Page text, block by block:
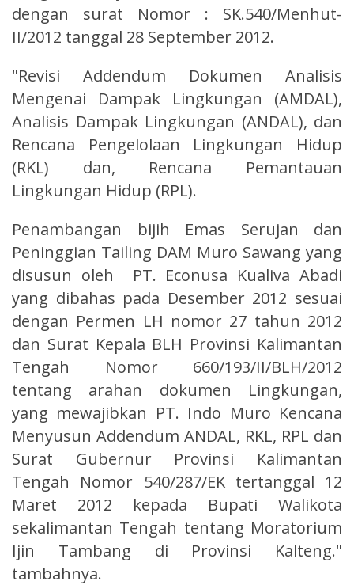
dengan surat Nomor : SK.540/Menhut-
II/2012 tanggal 28 September 2012.
"Revisi Addendum Dokumen Analisis
Mengenai Dampak Lingkungan (AMDAL),
Analisis Dampak Lingkungan (ANDAL), dan
Rencana Pengelolaan Lingkungan Hidup
(RKL) dan, Rencana Pemantauan
Lingkungan Hidup (RPL).
Penambangan bijih Emas Serujan dan
Peninggian Tailing DAM Muro Sawang yang
disusun oleh PT. Econusa Kualiva Abadi
yang dibahas pada Desember 2012 sesuai
dengan Permen LH nomor 27 tahun 2012
dan Surat Kepala BLH Provinsi Kalimantan
Tengah Nomor 660/193/II/BLH/2012
tentang arahan dokumen Lingkungan,
yang mewajibkan PT. Indo Muro Kencana
Menyusun Addendum ANDAL, RKL, RPL dan
Surat Gubernur Provinsi Kalimantan
Tengah Nomor 540/287/EK tertanggal 12
Maret 2012 kepada Bupati Walikota
sekalimantan Tengah tentang Moratorium
Ijin Tambang di Provinsi Kalteng."
tambahnya.